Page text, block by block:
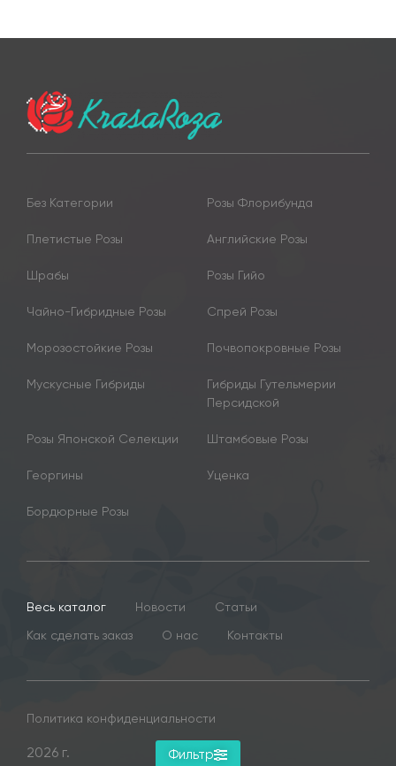
Фильтр
Без Категории Розы Флорибунда
Плетистые Розы Английские Розы
Шрабы Розы Гийо
Чайно-Гибридные Розы Спрей Розы
Морозостойкие Розы Почвопокровные Розы
Мускусные Гибриды
Гибриды Гутельмерии
Персидской
Розы Японской Селекции Штамбовые Розы
Георгины Уценка
Бордюрные Розы
Весь каталог Новости
Статьи
Как сделать заказ
О нас Контакты
Политика конфиденциальности
2026 г.